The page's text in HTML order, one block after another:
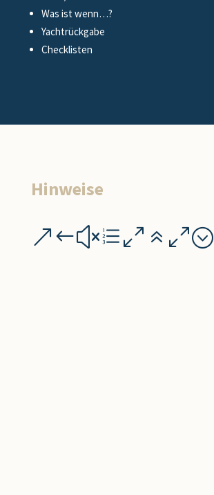
Was ist wenn…?
Yachtrückgabe
Checklisten
Hinweise
&#xe060;